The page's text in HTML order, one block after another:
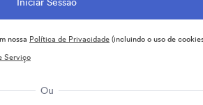
nossa Política de Privacidade(incluindo o uso de
Serviço
Ou